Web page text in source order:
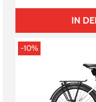
IN
-10%